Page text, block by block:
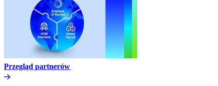
Przegląd partnerów​​